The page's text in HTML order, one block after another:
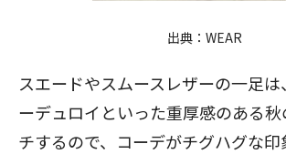
出典： WEAR
スエードやスムースレザーの一足
ーデュロイといった重厚感のある秋
チするので、コーデがチグハグな印